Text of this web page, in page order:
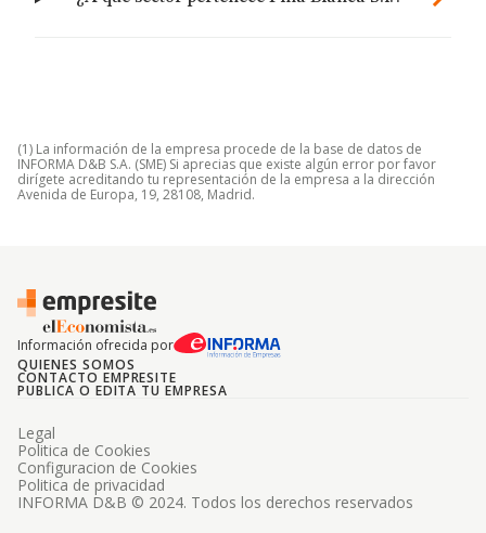
(1) La información de la empresa procede de la base de datos de
INFORMA D&B S.A. (SME) Si aprecias que existe algún error por favor
dirígete acreditando tu representación de la empresa a la dirección
Avenida de Europa, 19, 28108, Madrid.
Información ofrecida por
QUIENES SOMOS
CONTACTO EMPRESITE
PUBLICA O EDITA TU EMPRESA
INFORMA D&B © 2024. Todos los derechos reservados
Legal
Politica de Cookies
Configuracion de Cookies
Politica de privacidad